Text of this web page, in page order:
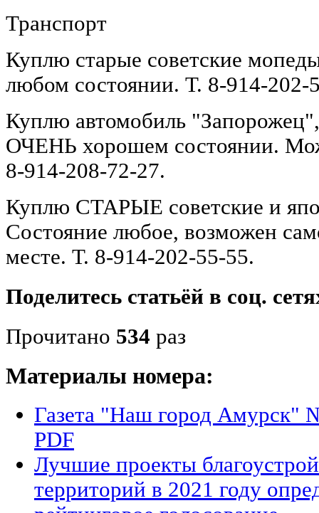
Транспорт
Куплю старые советские
любом состоянии. Т. 8-914-202-
Куплю автомобиль
ОЧЕНЬ хорошем состоянии.
8-914-208-72-27.
Куплю СТАРЫЕ советские и
Состояние любое, возможен
месте. Т. 8-914-202-55-55.
Поделитесь статьёй в соц.
Прочитано 534 раз
Материалы номера:
Газета "Наш город Амурск"
PDF
Лучшие проекты
территорий в 2021 году